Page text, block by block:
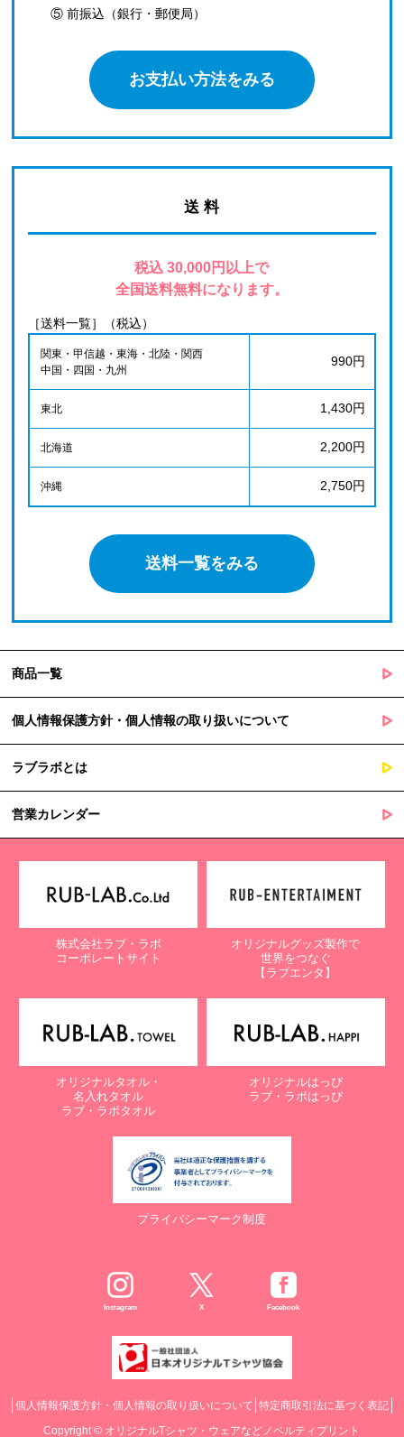
⑤ 前振込（銀行・郵便局）
お支払い方法をみる
送 料
税込 30,000円以上で
全国送料無料になります。
［送料一覧］（税込）
関東・甲信越・東海・北陸・関西
中国・四国・九州
990円
東北 1,430円
北海道 2,200円
沖縄 2,750円
送料一覧をみる
商品一覧
個人情報保護方針・個人情報の取り扱いについて
ラブラボとは
営業カレンダー
株式会社ラブ・ラボ
コーポレートサイト
オリジナルグッズ製作で
世界をつなぐ
【ラブエンタ】
オリジナルタオル・
名入れタオル
ラブ・ラボタオル
オリジナルはっぴ
ラブ・ラボはっぴ
プライバシーマーク制度
Instagram X Facebook
個人情報保護方針・個人情報の取り扱いについて 特定商取引法に基づく表記
Copyright © オリジナルTシャツ・ウェアなどノベルティプリント